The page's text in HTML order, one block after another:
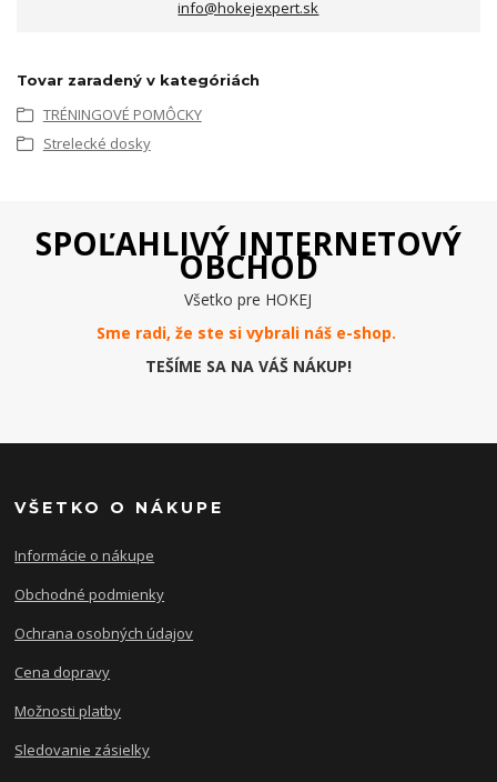
info@hokejexpert.sk
Tovar zaradený v kategóriách
TRÉNINGOVÉ POMÔCKY
Strelecké dosky
SPOĽAHLIVÝ INTERNETOVÝ
OBCHOD
Všetko pre HOKEJ
Sme radi, že ste si vybrali náš e-shop.
TEŠÍME SA NA VÁŠ NÁKUP!
VŠETKO O NÁKUPE
Informácie o nákupe
Obchodné podmienky
Ochrana osobných údajov
Cena dopravy
Možnosti platby
Sledovanie zásielky